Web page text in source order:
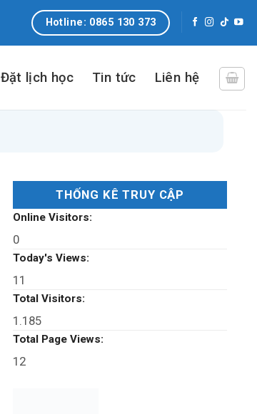
Hotline: 0865 130 373
Đặt lịch học Tin tức Liên hệ
THỐNG KÊ TRUY CẬP
Online Visitors:
0
Today's Views:
11
Total Visitors:
1.185
Total Page Views:
12